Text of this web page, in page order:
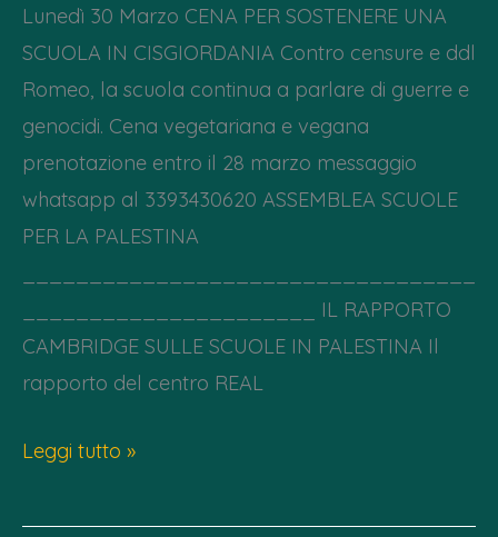
Lunedì 30 Marzo CENA PER SOSTENERE UNA
SCUOLA IN CISGIORDANIA Contro censure e ddl
Romeo, la scuola continua a parlare di guerre e
genocidi. Cena vegetariana e vegana
prenotazione entro il 28 marzo messaggio
whatsapp al 3393430620 ASSEMBLEA SCUOLE
PER LA PALESTINA
______________________ IL RAPPORTO
CAMBRIDGE SULLE SCUOLE IN PALESTINA Il
rapporto del centro REAL
Lunedì
Marzo
Leggi tutto »